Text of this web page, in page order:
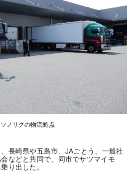
ノリクの物流拠点
長崎県や五島市、JAごとう、一般社
などと共同で、同市でサツマイモ
り出した。